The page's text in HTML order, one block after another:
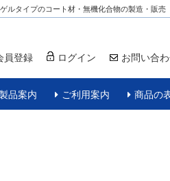
ルタイプのコート材・無機化合物の製造・販売
員登録 ログイン お問い合
品案内 ご利用案内 商品の